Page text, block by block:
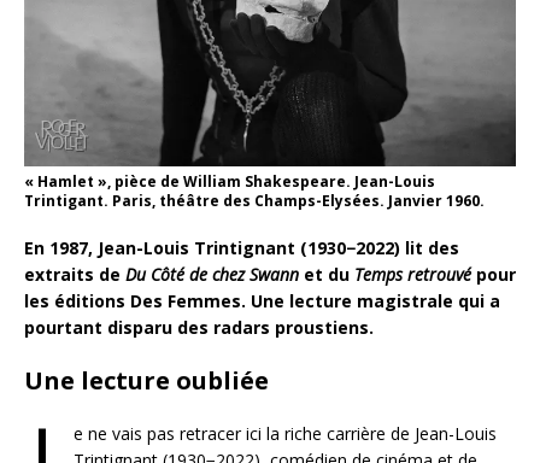
« Hamlet », pièce de William Shakespeare. Jean-Louis
Trintigant. Paris, théâtre des Champs-Elysées. Janvier 1960.
En 1987, Jean-Louis Trintignant (1930−2022) lit des
extraits de Du Côté de chez Swann et du Temps retrouvépour
les éditions Des Femmes. Une lecture magistrale qui a
pourtant disparu des radars proustiens.
Une lecture oubliée
e ne vais pas retracer ici la riche carrière de Jean-Louis